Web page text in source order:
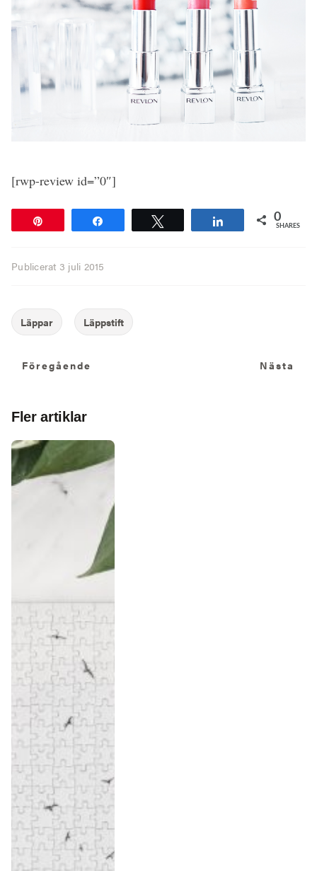
[rwp-review id=”0″]
Share 0
SHARES
Publicerat 3 juli 2015
Föregående
Föregående Nästa
Fler artiklar